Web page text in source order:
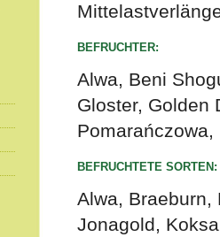
BEFRUCHTER:
Alwa, Beni
Gloster, Golden
BEFRUCHTETE SORTEN:
Alwa, Braeburn,
Jonagold,